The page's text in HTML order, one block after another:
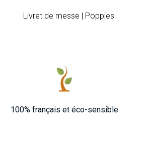
Livret de messe | Poppies
100% français et éco-sensible